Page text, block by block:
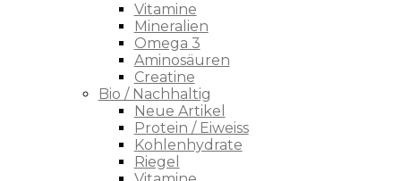
Vitamine
Mineralien
Omega 3
Aminosäuren
Creatine
Bio / Nachhaltig
Neue Artikel
Protein / Eiweiss
Kohlenhydrate
Riegel